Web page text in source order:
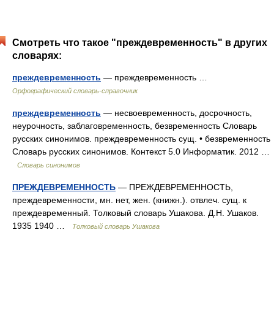
Смотреть что такое "преждевременность" в других
словарях:
преждевременность — преждевременность …
Орфографический словарь-справочник
преждевременность — несвоевременность, досрочность,
неурочность, заблаговременность, безвременность Словарь
русских синонимов. преждевременность сущ. • безвременность
Словарь русских синонимов. Контекст 5.0 Информатик. 2012 …
Словарь синонимов
ПРЕЖДЕВРЕМЕННОСТЬ — ПРЕЖДЕВРЕМЕННОСТЬ,
преждевременности, мн. нет, жен. (книжн.). отвлеч. сущ. к
преждевременный. Толковый словарь Ушакова. Д.Н. Ушаков.
1935 1940 …
Толковый словарь Ушакова